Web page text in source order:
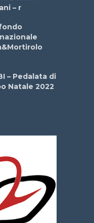
– r
– Pedalata di
Natale 2022